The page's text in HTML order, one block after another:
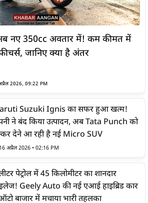
नए 350cc अवतार में! कम कीमत में
जानिए क्या है अंतर
2026, 09:22 PM
Suzuki Ignis का सफर हुआ खत्म!
ने बंद किया उत्पादन, अब Tata Punch को
देने आ रही है नई Micro SUV
16 अप्रैल 2026 • 02:16 PM
पेट्रोल में 45 किलोमीटर का शानदार
Geely Auto की नई एआई हाइब्रिड कार
बाजार में मचाया भारी तहलका